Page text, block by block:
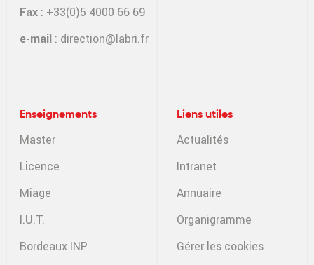
Fax : +33(0)5 4000 66 69
e-mail : direction@labri.fr
Enseignements
Master
Licence
Miage
I.U.T.
Bordeaux INP
Liens utiles
Actualités
Intranet
Annuaire
Organigramme
Gérer les cookies